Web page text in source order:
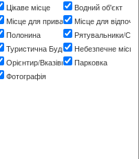
Цікаве місце
Місце для привалу
Полонина
Туристична Будівля
Орієнтир/Вказівник
Фотографія
Водний об'єкт
Місце для
Рятувальники/
Небезпечне місце
Парковка